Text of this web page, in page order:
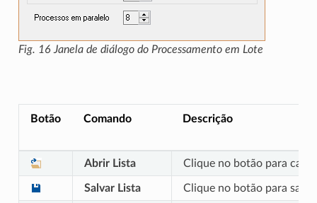
Fig. 16 Janela de diálogo do Processamento em Lote
Botão Comando Descrição
Abrir Lista Clique no botão para
Salvar Lista Clique no botão para